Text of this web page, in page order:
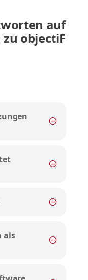
auf
objectiF
als